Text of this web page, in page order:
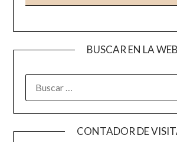
BUSCAR EN LA WEB
CONTADOR DE